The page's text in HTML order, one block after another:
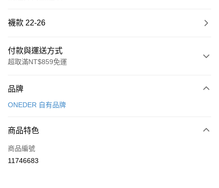
襪款 22-26
付款與運送方式
超取滿NT$859免運
信用卡一次付款
LINE Pay
Apple Pay
品牌
ONEDER 自有品牌
商品特色
商品編號
11746683